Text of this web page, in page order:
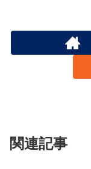
関連記事